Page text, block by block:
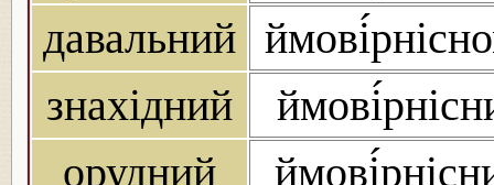
давальний
знахідний
орудний